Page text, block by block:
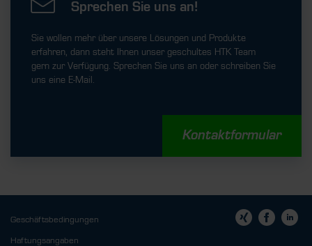
Sprechen Sie uns an!
Sie wollen mehr über unsere Lösungen und Produkte
erfahren, dann steht Ihnen unser geschultes HTK Team
gern zur Verfügung. Sprechen Sie uns an oder schreiben Sie
uns eine E-Mail.
Kontaktformular
Geschäftsbedingungen
Haftungsangaben